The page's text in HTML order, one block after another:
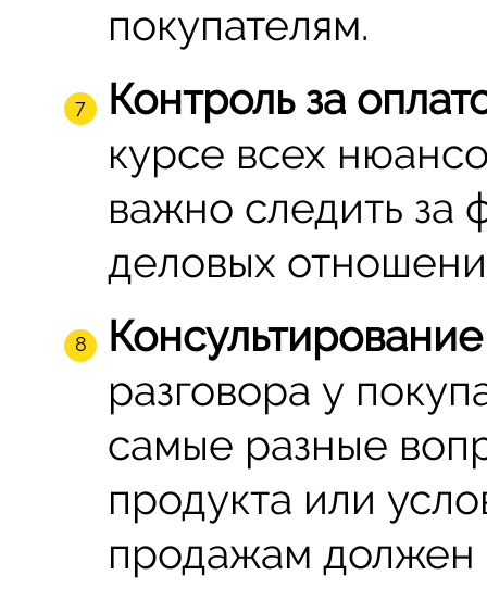
покупателям.
Контроль за
курсе всех
важно следить за
деловых
разговора у
самые разные
продукта или
продажам должен